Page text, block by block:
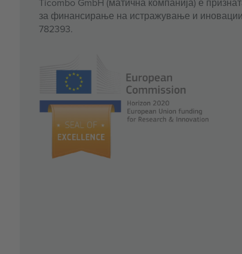
за финансирање на истражување и
782393.